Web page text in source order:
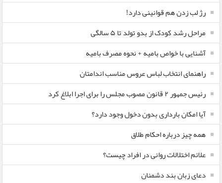
رژ لب زدن هم قوانینی دارد!
مراحل رشد کودک از بدو تولد تا ۵ سالگی
آشنایی با خواص بامیه + نحوه مصرف بامیه
راهنمای انتخاب لباس عروس مناسب اندامتان
رئیس جمهور ۲ قانون مصوب مجلس را برای اجرا ابلاغ کرد
آیا امکان بارداری بدون دخول وجود دارد؟
همه چیز درباره احکام طلاق
علائم اختلالات روانی در افراد چیست؟
دعای زبان بند دشمنان